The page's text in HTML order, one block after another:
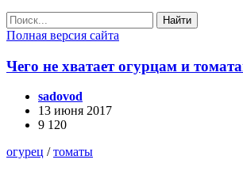
Найти
Полная версия сайта
Чего не хватает огурцам и
sadovod
13 июня 2017
9 120
огурец /томаты